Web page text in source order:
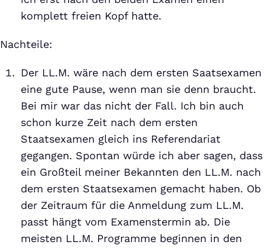
komplett freien Kopf hatte.
Nachteile:
Der LL.M. wäre nach dem ersten Saatsexamen
eine gute Pause, wenn man sie denn braucht.
Bei mir war das nicht der Fall. Ich bin auch
schon kurze Zeit nach dem ersten
Staatsexamen gleich ins Referendariat
gegangen. Spontan würde ich aber sagen, dass
ein Großteil meiner Bekannten den LL.M. nach
dem ersten Staatsexamen gemacht haben. Ob
der Zeitraum für die Anmeldung zum LL.M.
passt hängt vom Examenstermin ab. Die
meisten LL.M. Programme beginnen in den